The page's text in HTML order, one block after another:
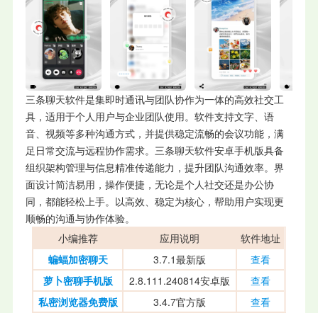
三条聊天软件是集即时通讯与团队协作为一体的高效社交工
具，适用于个人用户与企业团队使用。软件支持文字、语
音、视频等多种沟通方式，并提供稳定流畅的会议功能，满
足日常交流与远程协作需求。三条聊天软件安卓手机版具备
组织架构管理与信息精准传递能力，提升团队沟通效率。界
面设计简洁易用，操作便捷，无论是个人社交还是办公协
同，都能轻松上手。以高效、稳定为核心，帮助用户实现更
顺畅的沟通与协作体验。
小编推荐
应用说明
软件地址
蝙蝠加密聊天
3.7.1最新版
查看
萝卜密聊手机版
2.8.111.240814安卓版
查看
私密浏览器免费版
3.4.7官方版
查看